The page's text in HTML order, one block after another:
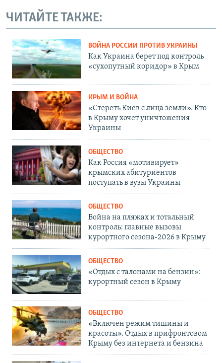
ЧИТАЙТЕ ТАКЖЕ:
ВОЙНА РОССИИ ПРОТИВ УКРАИНЫ
Как Украина берет под контроль
«сухопутный коридор» в Крым
КРЫМ И ВОЙНА
«Стереть Киев с лица земли». Кто
в Крыму хочет уничтожения
Украины
ОБЩЕСТВО
Как Россия «мотивирует»
крымских абитуриентов
поступать в вузы Украины
ОБЩЕСТВО
Война на пляжах и тотальный
контроль: главные вызовы
курортного сезона-2026 в Крыму
ОБЩЕСТВО
«Отдых с талонами на бензин»:
курортный сезон в Крыму
ОБЩЕСТВО
«Включен режим тишины и
красоты». Отдых в прифронтовом
Крыму без интернета и бензина